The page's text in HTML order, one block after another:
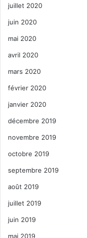
Francophonie
Haïti
prévention
juillet 2020
juin 2020
mai 2020
avril 2020
mars 2020
février 2020
janvier 2020
décembre 2019
novembre 2019
octobre 2019
septembre 2019
août 2019
juillet 2019
juin 2019
mai 2019